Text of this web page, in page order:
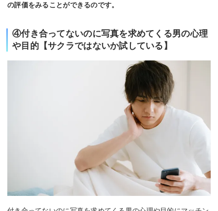
の評価をみることができるのです。
④付き合ってないのに写真を求めてくる男の心理
や目的【サクラではないか試している】